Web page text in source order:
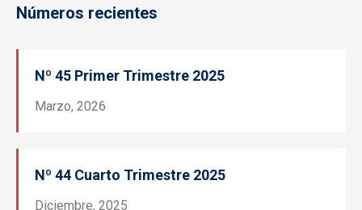
Números recientes
Nº 45 Primer Trimestre 2025
Marzo, 2026
Nº 44 Cuarto Trimestre 2025
Diciembre, 2025